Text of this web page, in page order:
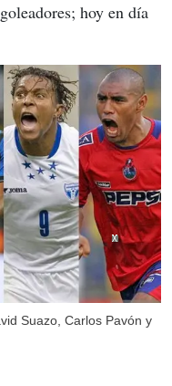
hoy en día
Suazo, Carlos Pavón y
X
X
X
X
X
X
X
X